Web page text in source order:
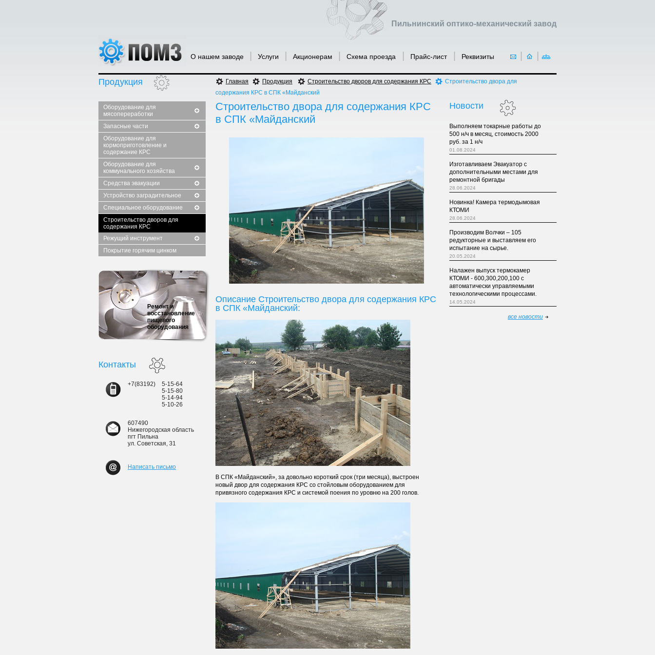
Пильнинский оптико-механический завод
О нашем заводе Услуги Акционерам Схема проезда Прайс-лист Реквизиты
Продукция
Оборудование для
мясопереработки
Запасные части
Оборудование для
кормоприготовление и
содержание КРС
Оборудование для
коммунального хозяйства
Средства эвакуации
Устройство заградительное
Специальное оборудование
Строительство дворов для
содержания КРС
Режущий инструмент
Покрытие горячим цинком
Ремонт и
восстановление
пищевого
оборудования
Контакты
+7(83192)
5-15-64
5-15-80
5-14-94
5-10-26
607490
Нижегородская область
пгт Пильна
ул. Советская, 31
Написать письмо
Главная Продукция Строительство дворов для содержания КРС
Строительство двора для
содержания КРС в СПК «Майданский
Строительство двора для содержания КРС
в СПК «Майданский
Описание Строительство двора для содержания КРС
в СПК «Майданский:
В СПК «Майданский», за довольно короткий срок (три месяца), выстроен
новый двор для содержания КРС со стойловым оборудованием для
привязного содержания КРС и системой поения по уровню на 200 голов.
Новости
Выполняем токарные работы до
500 н/ч в месяц, стоимость 2000
руб. за 1 н/ч
01.08.2024
Изготавливаем Эвакуатор с
дополнительными местами для
ремонтной бригады
28.06.2024
Новинка! Камера термодымовая
КТОМИ
28.06.2024
Производим Волчки – 105
редукторные и выставляем его
испытание на сырье.
20.05.2024
Налажен выпуск термокамер
КТОМИ - 600,300,200,100 с
автоматически управляемыми
технологическими процессами.
14.05.2024
все новости